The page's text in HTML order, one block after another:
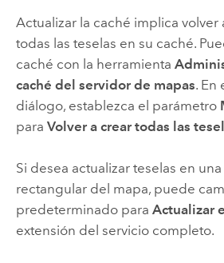
Actualizar la caché implica volver
todas las teselas en su caché.
caché con la herramienta
caché del servidor de mapas. En
diálogo, establezca el parámetro
para Volver a crear todas las
Si desea actualizar teselas en
rectangular del mapa, puede
predeterminado para Actualizar
extensión del servicio completo.